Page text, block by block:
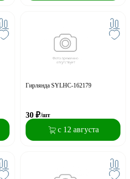
Гирлянда SYLHC-162179
30 ₽/шт
с 12 августа